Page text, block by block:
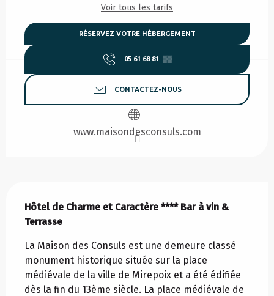
Voir tous les tarifs
RÉSERVEZ VOTRE HÉBERGEMENT
05 61 68 81 ▒▒
CONTACTEZ-NOUS
www.maisondesconsuls.com
Hôtel de Charme et Caractère **** Bar à vin &
Terrasse
La Maison des Consuls est une demeure classé
monument historique située sur la place
médiévale de la ville de Mirepoix et a été édifiée
dès la fin du 13ème siècle. La place médiévale de